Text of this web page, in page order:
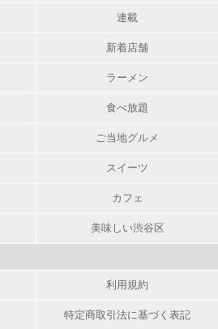
連載
新着店舗
ラーメン
食べ放題
ご当地グルメ
スイーツ
カフェ
美味しい渋谷区
利用規約
特定商取引法に基づく表記